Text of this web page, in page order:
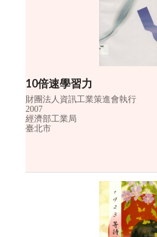
10倍速學習力
財團法人資訊工業策進會執行
2007
經濟部工業局
臺北市